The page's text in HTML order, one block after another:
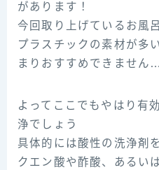
があります！
今回取り上げているお風
プラスチックの素材が多
まりおすすめできません…
よってここでもやはり有
浄でしょう
具体的には酸性の洗浄剤
クエン酸や酢酸、あるい